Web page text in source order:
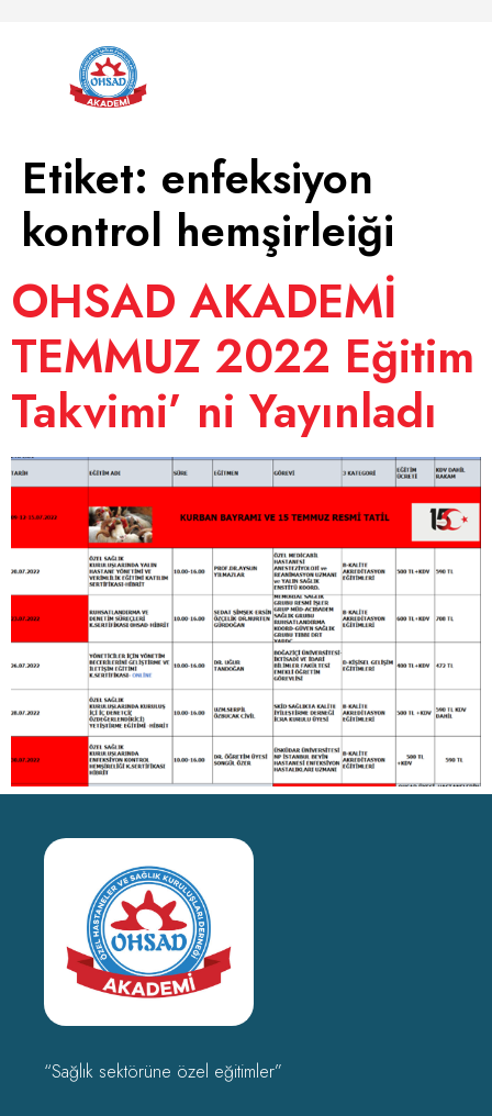
Etiket: enfeksiyon
kontrol hemşirleiği
OHSAD AKADEMİ
TEMMUZ 2022 Eğitim
Takvimi’ ni Yayınladı
“Sağlık sektörüne özel eğitimler”